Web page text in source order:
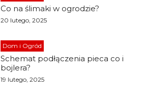
Co na ślimaki w ogrodzie?
20 lutego, 2025
Dom i Ogród
Schemat podłączenia pieca co i
bojlera?
19 lutego, 2025